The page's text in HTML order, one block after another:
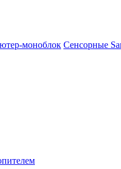
моноблок Сенсорные